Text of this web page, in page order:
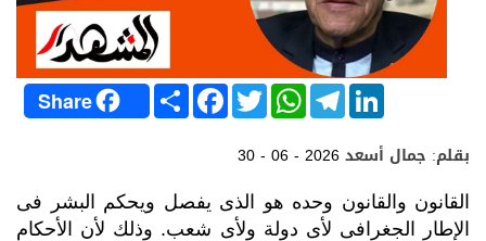
Share S
h
a
F
a
c
o
k
T
w
i
t
r
W
h
a
s
p
p
T
e
l
e
g
a
m
L
i
n
k
e
I
n
30 - 06 - 2026بقلم: جمال أسعد
القانون والقانون وحده هو الذى يفصل ويحكم البشر فى
الإطار الجغرافى لأى دولة ولأى شعب. وذلك لأن الأحكام